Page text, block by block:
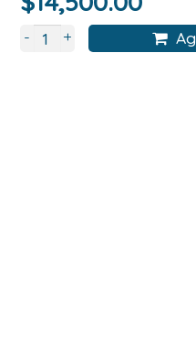
- +